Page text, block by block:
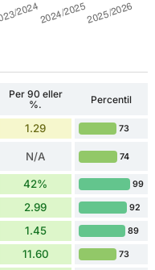
Per 90 eller
%.
Percentil
1.29 73
N/A 74
42% 99
2.99 92
1.45 89
11.60 73